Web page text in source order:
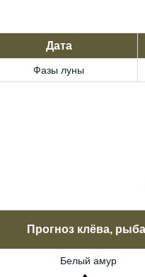
Дата
Фазы луны
Прогноз клёва,
Белый амур